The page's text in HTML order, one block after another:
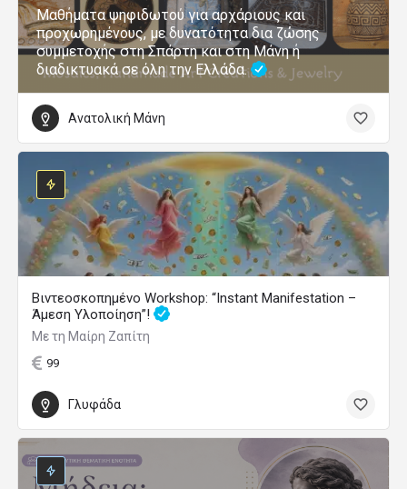
Μαθήματα ψηφιδωτού για αρχάριους και
προχωρημένους, με δυνατότητα δια ζώσης
συμμετοχής στη Σπάρτη και στη Μάνη ή
διαδικτυακά σε όλη την Ελλάδα.
Ανατολική Μάνη
Βιντεοσκοπημένο Workshop: “Instant Manifestation –
Άμεση Υλοποίηση”!
Με τη Μαίρη Ζαπίτη
99
Γλυφάδα